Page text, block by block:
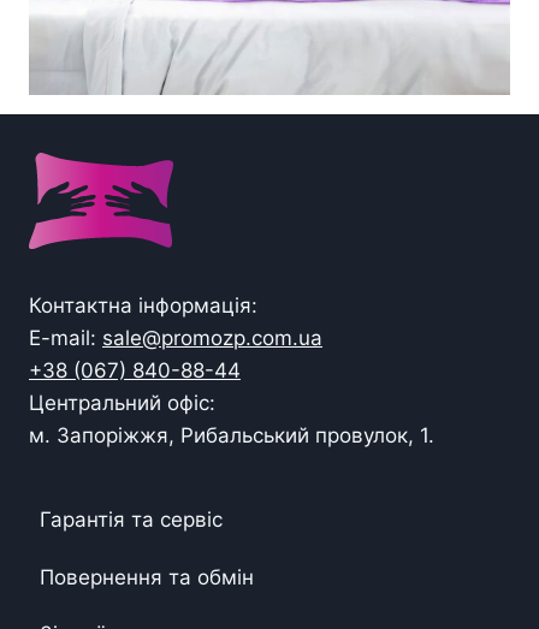
Контактна інформація:
E-mail: sale@promozp.com.ua
+38 (067) 840-88-44
Центральний офіс:
м. Запоріжжя, Рибальський провулок, 1.
Гарантія та сервіс
Повернення та обмін